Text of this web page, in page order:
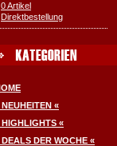
0 Artikel
Direktbestellung
NEUHEITEN «
HIGHLIGHTS «
DEALS DER WOCHE «